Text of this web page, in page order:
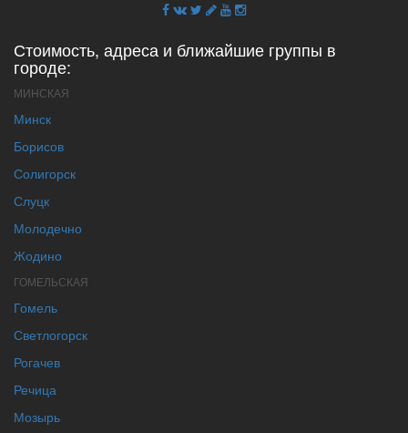
Стоимость, адреса и ближайшие группы в
городе:
МИНСКАЯ
Минск
Борисов
Солигорск
Слуцк
Молодечно
Жодино
ГОМЕЛЬСКАЯ
Гомель
Светлогорск
Рогачев
Речица
Мозырь